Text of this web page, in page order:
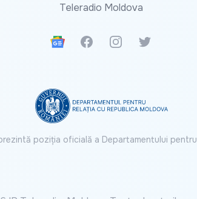
Teleradio Moldova
Google News
FacebookInstagramTwitter
poziția oficială a Departamentului